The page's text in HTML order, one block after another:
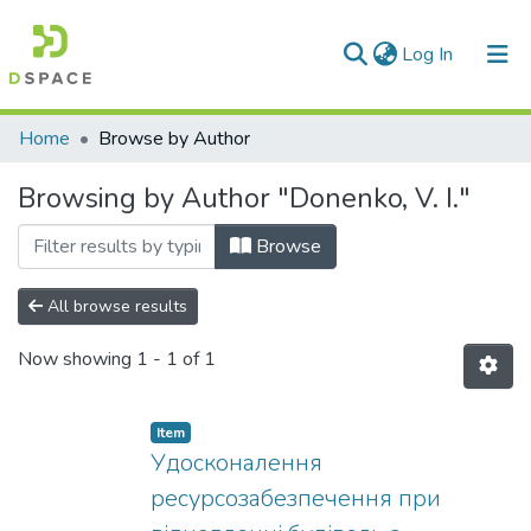
Log In (current)
Communities & Collections
All of DSpace
Home Browse by Author
Browsing by Author "Donenko, V. I."
Browse
All browse results
Now showing 1 - 1 of 1
Item
Удосконалення
ресурсозабезпечення при